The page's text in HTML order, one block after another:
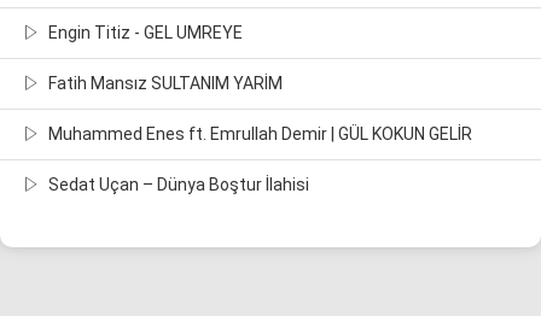
Engin Titiz - GEL UMREYE
Fatih Mansız SULTANIM YARİM
Muhammed Enes ft. Emrullah Demir | GÜL KOKUN GELİR
Sedat Uçan – Dünya Boştur İlahisi